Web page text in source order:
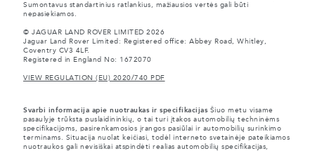
Sumontavus standartinius ratlankius, mažiausios vertės gali būti
nepasiekiamos.
© JAGUAR LAND ROVER LIMITED 2026
Jaguar Land Rover Limited: Registered office: Abbey Road, Whitley,
Coventry CV3 4LF.
Registered in England No: 1672070
VIEW REGULATION (EU) 2020/740 PDF
Svarbi informacija apie nuotraukas ir specifikacijasŠiuo metu visame
pasaulyje trūksta puslaidininkių, o tai turi įtakos automobilių techninėms
specifikacijoms, pasirenkamosios įrangos pasiūlai ir automobilių surinkimo
terminams. Situacija nuolat keičiasi, todėl interneto svetainėje pateikiamos
nuotraukos gali nevisiškai atspindėti realias automobilių specifikacijas,